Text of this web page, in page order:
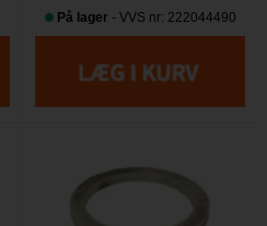
På lager - VVS nr: 222044490